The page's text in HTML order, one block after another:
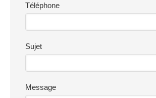
Téléphone
Sujet
Message